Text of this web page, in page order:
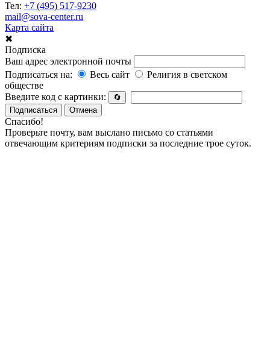
Тел: +7 (495) 517-9230
mail@sova-center.ru
Карта сайта
✖
Подписка
Ваш адрес электронной почты
Подписаться на:
Весь сайт
Религия в светском
обществе
Введите код с картинки:
🔄
Подписаться
Отмена
Спасибо!
Проверьте почту, вам выслано письмо со статьями
отвечающим критериям подписки за последние трое суток.